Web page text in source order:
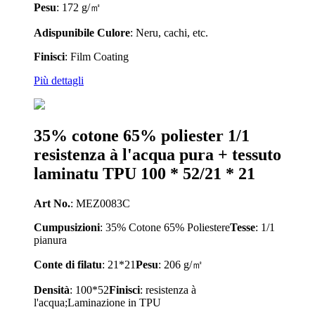
Pesu: 172 g/㎡
Adispunibile Culore: Neru, cachi, etc.
Finisci: Film Coating
Più dettagli
35% cotone 65% poliester 1/1
resistenza à l'acqua pura + tessuto
laminatu TPU 100 * 52/21 * 21
Art No.: MEZ0083C
Cumpusizioni: 35% Cotone 65% PoliestereTesse: 1/1
pianura
Conte di filatu: 21*21Pesu: 206 g/㎡
Densità: 100*52Finisci: resistenza à
l'acqua;Laminazione in TPU